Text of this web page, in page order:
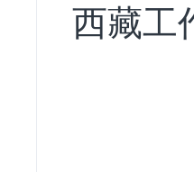
西藏工